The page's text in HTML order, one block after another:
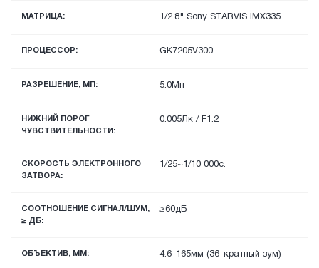
МАТРИЦА: 1/2.8" Sony STARVIS IMX335
ПРОЦЕССОР: GK7205V300
РАЗРЕШЕНИЕ, МП: 5.0Мп
НИЖНИЙ ПОРОГ
ЧУВСТВИТЕЛЬНОСТИ:
0.005Лк / F1.2
СКОРОСТЬ ЭЛЕКТРОННОГО
ЗАТВОРА:
1/25~1/10 000с.
СООТНОШЕНИЕ СИГНАЛ/ШУМ,
≥ ДБ:
≥60дБ
ОБЪЕКТИВ, ММ: 4.6-165мм (36-кратный зум)